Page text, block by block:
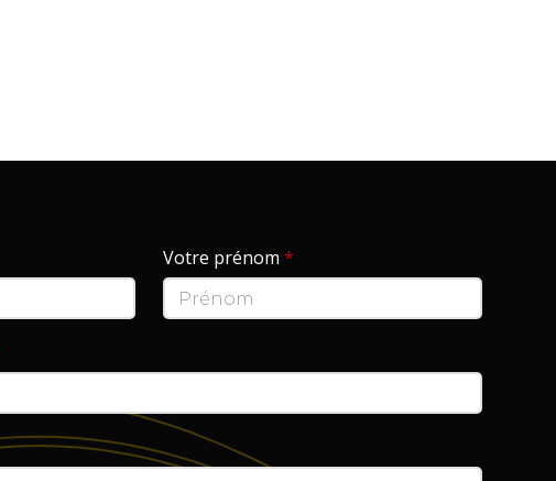
Votre prénom *